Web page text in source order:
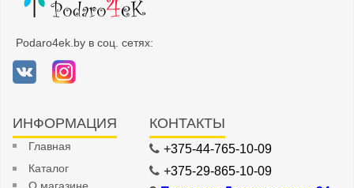
Podaro4ek.by в соц. сетях:
ИНФОРМАЦИЯ
Главная
Каталог
КОНТАКТЫ
+375-44-765-10-09
+375-29-865-10-09